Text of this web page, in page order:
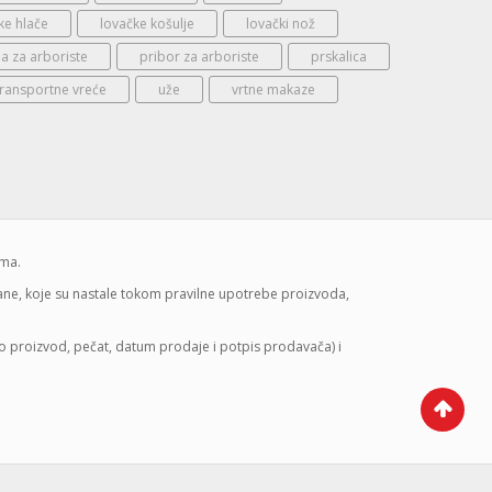
hlače lovačke košulje
lovački nož
za arboriste pribor za arboriste
prskalica
vreće uže
vrtne makaze
koje su nastale tokom pravilne upotrebe proizvoda,
proizvod, pečat, datum prodaje i potpis prodavača) i